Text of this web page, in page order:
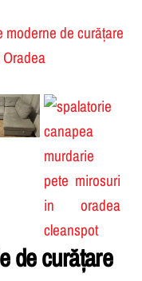
de curățare